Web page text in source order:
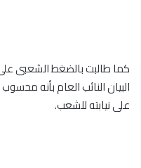
كما طالبت بالضغط الشعبى
البيان النائب العام بأنه
على نيابته للشعب.